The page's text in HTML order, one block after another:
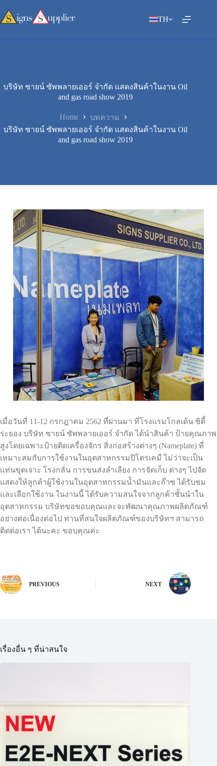
content
TH
บริษัท ซายน์ ซัพพลายเออร์ จำกัด แสดงสินค้าในงาน Oil
and gas road show 2019
Home
บทความ
บริษัท ซายน์ ซัพพลายเออร์ จำกัด แสดงสินค้าในงาน Oil
and gas road show 2019
เมื่อวันที่ 11-12 กรกฎาคม 2562 ที่ผ่านมา ที่โรงแรมโกลเด้น ซิตี้
ระยอง บริษัท ซายน์ ซัพพลายเออร์ จำกัด ได้นำสินค้า ป้ายคุณภาพ
สูงโดยเฉพาะป้ายติดเครื่องจักร สิ่งก่อสร้างต่างๆ (Nameplate) ที่
เหมาะสมกับการใช้งานในอุตสาหกรรมปิโตรเคมี ไม่ว่าจะเป็น
แท่นขุดเจาะ โรงกลั่น การขนส่งลำเลียง การจัดเก็บ ต่างๆ ไปจัด
แสดงให้ลูกค้าผู้ใช้งานในอุตสาหกรรมน้ำมันและก๊าซ ได้รับชม
และเลือกใช้งาน ในงานนี้ ได้รับความสนใจจากลูกค้าชั้นนำใน
อุตสาหกรรม บริษัทขอขอบคุณและจะพัฒนาคุณภาพผลิตภัณฑ์
อย่างต่อเนื่องต่อไป ท่านที่สนใจผลิตภัณฑ์ของบริษัทฯ สามารถ
ติดต่อเรา ได้นะคะ ขอบคุณค่ะ
PREVIOUS NEXT
เรื่องอื่น ๆ ที่น่าสนใจ